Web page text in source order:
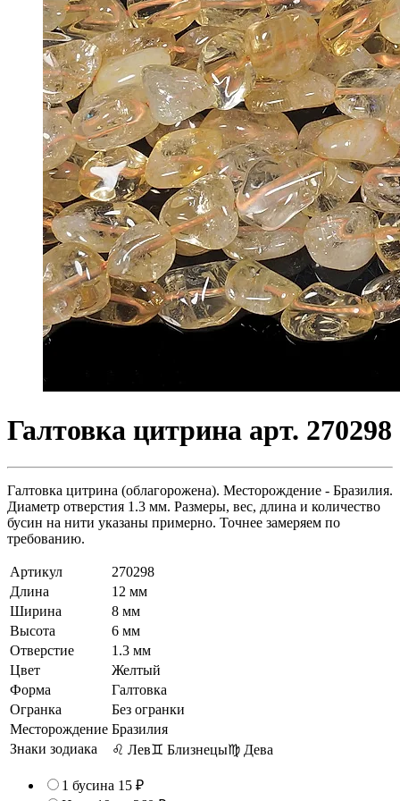
Галтовка цитрина арт. 270298
Галтовка цитрина (облагорожена). Месторождение - Бразилия.
Диаметр отверстия 1.3 мм. Размеры, вес, длина и количество
бусин на нити указаны примерно. Точнее замеряем по
требованию.
Артикул
270298
Длина
12 мм
Ширина
8 мм
Высота
6 мм
Отверстие
1.3 мм
Цвет
Желтый
Форма
Галтовка
Огранка
Без огранки
Месторождение Бразилия
Знаки зодиака
♌ Лев♊ Близнецы♍ Дева
1 бусина 15 ₽